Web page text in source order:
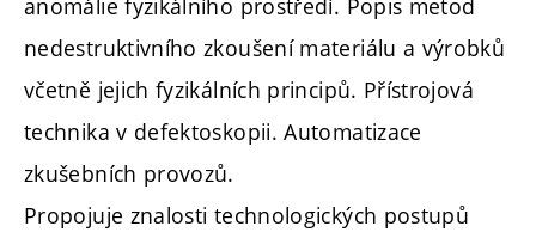
anomálie fyzikálního prostředí. Popis metod
nedestruktivního zkoušení materiálu a výrobků
včetně jejich fyzikálních principů. Přístrojová
technika v defektoskopii. Automatizace
zkušebních provozů.
Propojuje znalosti technologických postupů